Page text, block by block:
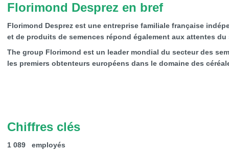
Florimond Desprez en bref
Florimond Desprez est une entreprise familiale française
et de produits de semences répond également aux attentes
The group Florimond est un leader mondial du secteur des
les premiers obtenteurs européens dans le domaine des
Chiffres clés
1 089
employés